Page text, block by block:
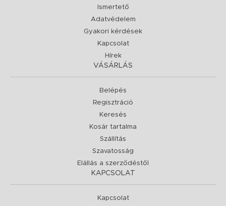
Ismertető
Adatvédelem
Gyakori kérdések
Kapcsolat
Hírek
VÁSÁRLÁS
Belépés
Regisztráció
Keresés
Kosár tartalma
Szállítás
Szavatosság
Elállás a szerződéstől
KAPCSOLAT
Kapcsolat